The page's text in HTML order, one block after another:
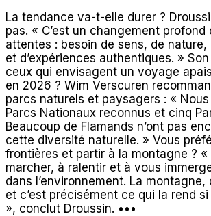
La tendance va-t-elle durer ?
pas. « C’est un changement profond
attentes : besoin de sens, de nature,
et d’expériences authentiques. »
ceux qui envisagent un voyage
en 2026 ? Wim Verscuren
parcs naturels et paysagers : «
Parcs Nationaux reconnus et cinq
Beaucoup de Flamands n’ont pas
cette diversité naturelle. » Vous
frontières et partir à la montagne ? «
marcher, à ralentir et à vous
dans l’environnement. La
et c’est précisément ce qui la rend
», conclut Droussin. •••